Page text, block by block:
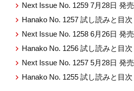
Next Issue No. 1259 7月28日 発売
Hanako No. 1257 試し読みと目次
Next Issue No. 1258 6月26日 発売
Hanako No. 1256 試し読みと目次
Next Issue No. 1257 5月28日 発売
Hanako No. 1255 試し読みと目次